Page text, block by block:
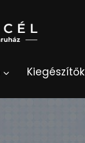
Kiegészítők